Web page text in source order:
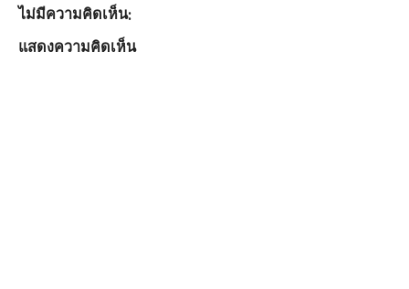
ไม่มีความคิดเห็น:
แสดงความคิดเห็น